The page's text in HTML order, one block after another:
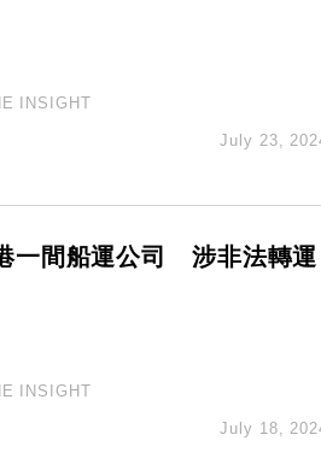
INSIGHT
July 23,
一間船運公司 涉非法轉運
INSIGHT
July 18,